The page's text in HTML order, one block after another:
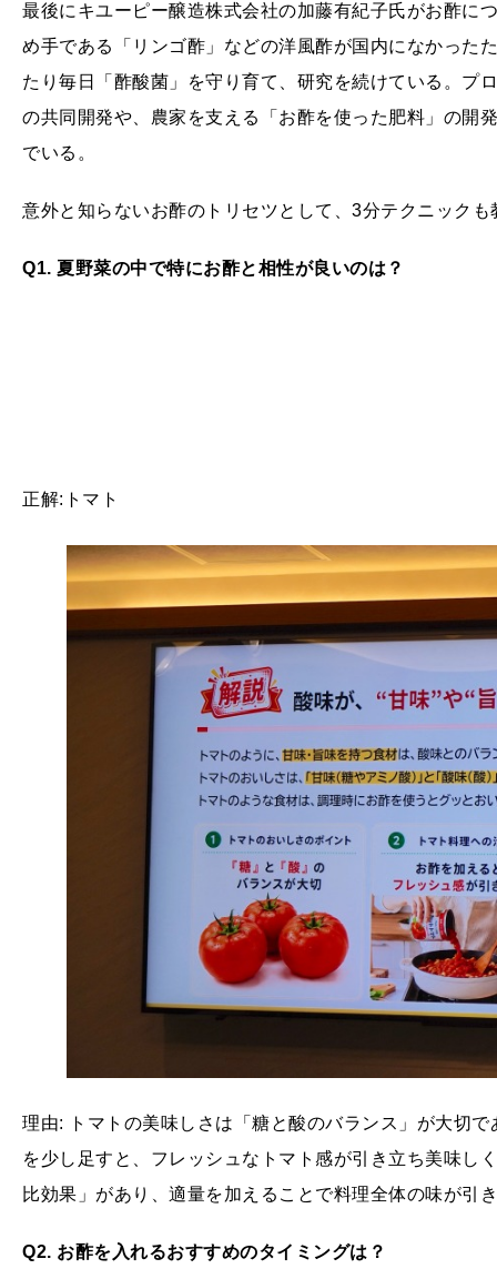
最後にキユーピー醸造株式会社の加藤有紀子氏がお酢に
め手である「リンゴ酢」などの洋風酢が国内になかった
たり毎日「酢酸菌」を守り育て、研究を続けている。プ
の共同開発や、農家を支える「お酢を使った肥料」の開
でいる。
意外と知らないお酢のトリセツとして、3分テクニックも
Q1. 夏野菜の中で特にお酢と相性が良いのは？
正解:トマト
理由: トマトの美味しさは「糖と酸のバランス」が大切
を少し足すと、フレッシュなトマト感が引き立ち美味し
比効果」があり、適量を加えることで料理全体の味が引
Q2. お酢を入れるおすすめのタイミングは？